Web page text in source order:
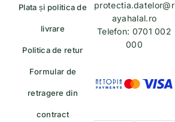
Plata și politica de
livrare
Politica de retur
Formular de
retragere din
contract
protectia.datelor@r
ayahalal.ro
Telefon: 0701 002
000